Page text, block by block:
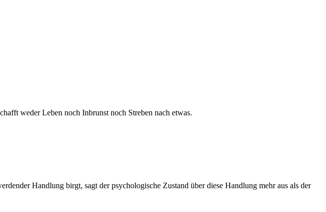
weder Leben noch Inbrunst noch Streben nach etwas.
Handlung birgt, sagt der psychologische Zustand über diese Handlung mehr aus als der